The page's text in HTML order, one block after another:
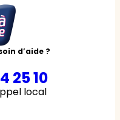
d’aide ?
25 10
local